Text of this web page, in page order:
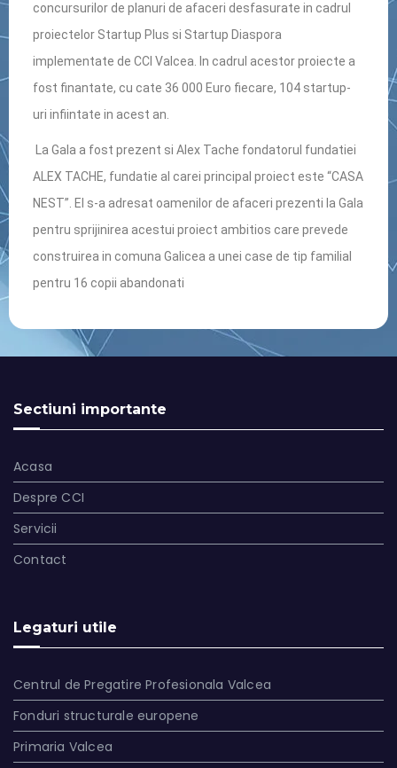
concursurilor de planuri de afaceri desfasurate in cadrul
proiectelor Startup Plus si Startup Diaspora
implementate de CCI Valcea. In cadrul acestor proiecte a
fost finantate, cu cate 36 000 Euro fiecare, 104 startup-
uri infiintate in acest an.
La Gala a fost prezent si Alex Tache fondatorul fundatiei
ALEX TACHE, fundatie al carei principal proiect este “CASA
NEST”. El s-a adresat oamenilor de afaceri prezenti la Gala
pentru sprijinirea acestui proiect ambitios care prevede
construirea in comuna Galicea a unei case de tip familial
pentru 16 copii abandonati
Sectiuni importante
Acasa
Despre CCI
Servicii
Contact
Legaturi utile
Centrul de Pregatire Profesionala Valcea
Fonduri structurale europene
Primaria Valcea